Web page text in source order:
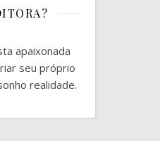
apaixonada
seu próprio
realidade.